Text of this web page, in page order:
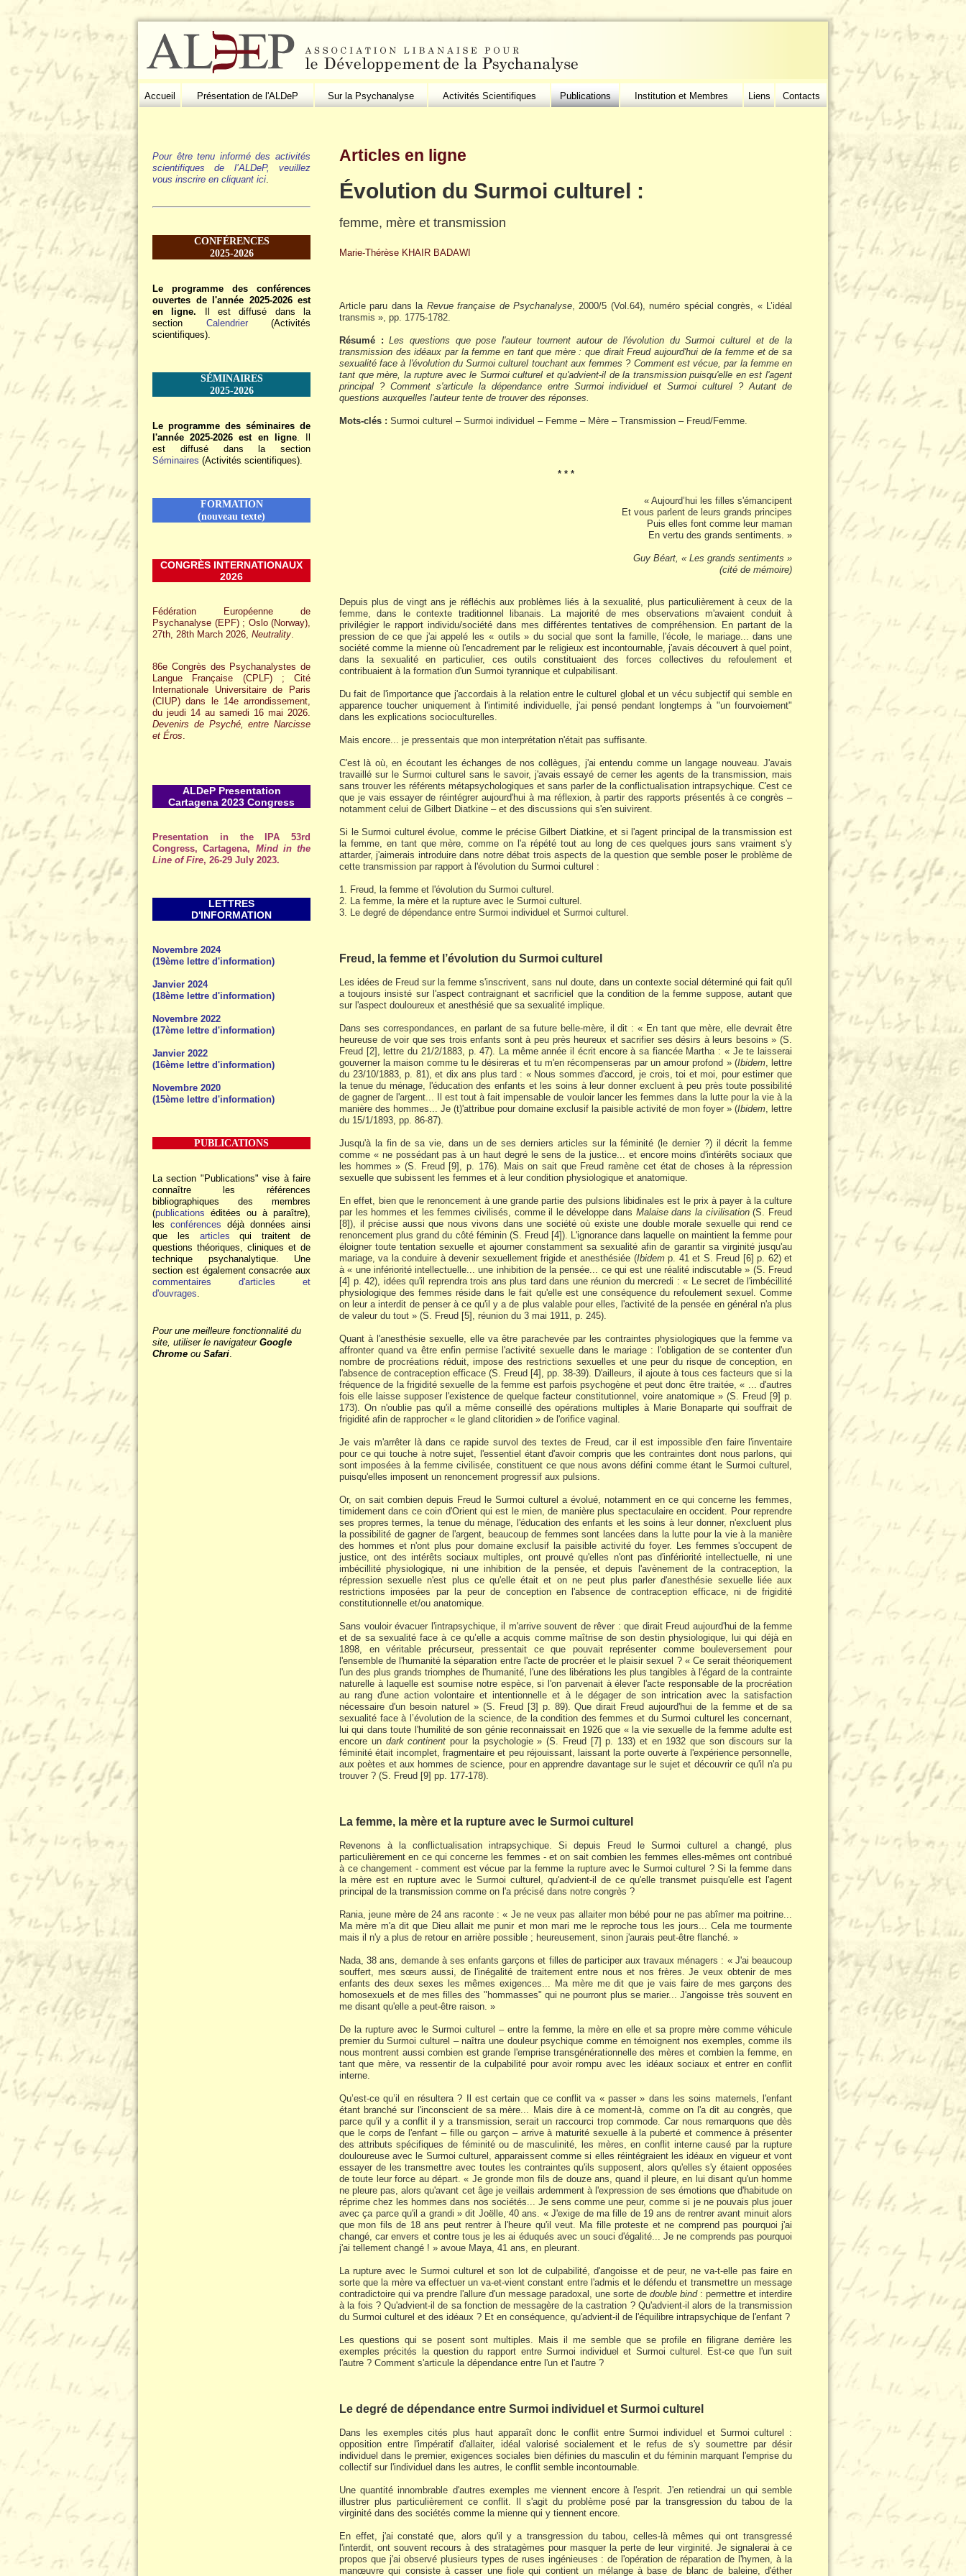
Accueil Présentation de l'ALDeP Sur la Psychanalyse Activités Scientifiques Publications Institution et Membres Liens Contacts
Pour être tenu informé des activités
scientifiques de l’ALDeP, veuillez
vous inscrire en cliquant ici.
CONFÉRENCES
2025-2026
Le programme des conférences
ouvertes de l'année 2025-2026 est
en ligne. Il est diffusé dans la
section Calendrier(Activités
scientifiques).
SÉMINAIRES
2025-2026
Le programme des séminaires de
l'année 2025-2026 est en ligne. Il
est diffusé dans la section
Séminaires (Activités scientifiques).
FORMATION
(nouveau texte)
CONGRÈS INTERNATIONAUX
2026
Fédération Européenne de
Psychanalyse (EPF) ; Oslo (Norway),
27th, 28th March 2026, Neutrality
86e Congrès des Psychanalystes de
Langue Française (CPLF) ; Cité
Internationale Universitaire de Paris
(CIUP) dans le 14e arrondissement,
du jeudi 14 au samedi 16 mai 2026.
Devenirs de Psyché, entre Narcisse
et Éros
ALDeP Presentation
Cartagena 2023 Congress
Presentation in the IPA 53rd
Congress, Cartagena, Mind in the
Line of Fire, 26-29 July 2023.
LETTRES
D'INFORMATION
Novembre 2024
(19ème lettre d'information)
Janvier 2024
(18ème lettre d'information)
Novembre 2022
(17ème lettre d'information)
Janvier 2022
(16ème lettre d'information)
Novembre 2020
(15ème lettre d'information)
PUBLICATIONS
La section "Publications" vise à faire
connaître les références
bibliographiques des membres
(publications éditées ou à paraître),
les conférences déjà données ainsi
que les articles qui traitent de
questions théoriques, cliniques et de
technique psychanalytique. Une
section est également consacrée aux
commentaires d'articles et
d'ouvrages
Pour une meilleure fonctionnalité du
site, utiliser le navigateur Google
Chrome ou Safari
Articles en ligne
Évolution du Surmoi culturel :
femme, mère et transmission
Marie-Thérèse KHAIR BADAWI
Article paru dans la Revue française de Psychanalyse, 2000/5 (Vol.64), numéro spécial congrès, « L’idéal
transmis », pp. 1775-1782.
Résumé : Les questions que pose l'auteur tournent autour de l'évolution du Surmoi culturel et de la
transmission des idéaux par la femme en tant que mère : que dirait Freud aujourd'hui de la femme et de sa
sexualité face à l'évolution du Surmoi culturel touchant aux femmes ? Comment est vécue, par la femme en
tant que mère, la rupture avec le Surmoi culturel et qu'advient-il de la transmission puisqu'elle en est l'agent
principal ? Comment s'articule la dépendance entre Surmoi individuel et Surmoi culturel ? Autant de
questions auxquelles l'auteur tente de trouver des réponses.
Mots-clés : Surmoi culturel – Surmoi individuel – Femme – Mère – Transmission – Freud/Femme.
* * *
« Aujourd’hui les filles s'émancipent
Et vous parlent de leurs grands principes
Puis elles font comme leur maman
En vertu des grands sentiments. »
Guy Béart, « Les grands sentiments »
(cité de mémoire)
Depuis plus de vingt ans je réfléchis aux problèmes liés à la sexualité, plus particulièrement à ceux de la
femme, dans le contexte traditionnel libanais. La majorité de mes observations m'avaient conduit à
privilégier le rapport individu/société dans mes différentes tentatives de compréhension. En partant de la
pression de ce que j'ai appelé les « outils » du social que sont la famille, l'école, le mariage... dans une
société comme la mienne où l'encadrement par le religieux est incontournable, j'avais découvert à quel point,
dans la sexualité en particulier, ces outils constituaient des forces collectives du refoulement et
contribuaient à la formation d'un Surmoi tyrannique et culpabilisant.
Du fait de l'importance que j'accordais à la relation entre le culturel global et un vécu subjectif qui semble en
apparence toucher uniquement à l'intimité individuelle, j'ai pensé pendant longtemps à "un fourvoiement"
dans les explications socioculturelles.
Mais encore... je pressentais que mon interprétation n'était pas suffisante.
C'est là où, en écoutant les échanges de nos collègues, j'ai entendu comme un langage nouveau. J'avais
travaillé sur le Surmoi culturel sans le savoir, j'avais essayé de cerner les agents de la transmission, mais
sans trouver les référents métapsychologiques et sans parler de la conflictualisation intrapsychique. C'est ce
que je vais essayer de réintégrer aujourd'hui à ma réflexion, à partir des rapports présentés à ce congrès –
notamment celui de Gilbert Diatkine – et des discussions qui s'en suivirent.
Si le Surmoi culturel évolue, comme le précise Gilbert Diatkine, et si l'agent principal de la transmission est
la femme, en tant que mère, comme on l'a répété tout au long de ces quelques jours sans vraiment s'y
attarder, j'aimerais introduire dans notre débat trois aspects de la question que semble poser le problème de
cette transmission par rapport à l'évolution du Surmoi culturel :
1. Freud, la femme et l'évolution du Surmoi culturel.
2. La femme, la mère et la rupture avec le Surmoi culturel.
3. Le degré de dépendance entre Surmoi individuel et Surmoi culturel.
Freud, la femme et l’évolution du Surmoi culturel
Les idées de Freud sur la femme s'inscrivent, sans nul doute, dans un contexte social déterminé qui fait qu'il
a toujours insisté sur l'aspect contraignant et sacrificiel que la condition de la femme suppose, autant que
sur l'aspect douloureux et anesthésié que sa sexualité implique.
Dans ses correspondances, en parlant de sa future belle-mère, il dit : « En tant que mère, elle devrait être
heureuse de voir que ses trois enfants sont à peu près heureux et sacrifier ses désirs à leurs besoins » (S.
Freud [2], lettre du 21/2/1883, p. 47). La même année il écrit encore à sa fiancée Martha : « Je te laisserai
gouverner la maison comme tu le désireras et tu m'en récompenseras par un amour profond » (Ibidem, lettre
du 23/10/1883, p. 81), et dix ans plus tard : « Nous sommes d'accord, je crois, toi et moi, pour estimer que
la tenue du ménage, l'éducation des enfants et les soins à leur donner excluent à peu près toute possibilité
de gagner de l'argent... Il est tout à fait impensable de vouloir lancer les femmes dans la lutte pour la vie à la
manière des hommes... Je (t)'attribue pour domaine exclusif la paisible activité de mon foyer » (Ibidem, lettre
du 15/1/1893, pp. 86-87).
Jusqu'à la fin de sa vie, dans un de ses derniers articles sur la féminité (le dernier ?) il décrit la femme
comme « ne possédant pas à un haut degré le sens de la justice... et encore moins d'intérêts sociaux que
les hommes » (S. Freud [9], p. 176). Mais on sait que Freud ramène cet état de choses à la répression
sexuelle que subissent les femmes et à leur condition physiologique et anatomique.
En effet, bien que le renoncement à une grande partie des pulsions libidinales est le prix à payer à la culture
par les hommes et les femmes civilisés, comme il le développe dans Malaise dans la civilisation(S. Freud
[8]), il précise aussi que nous vivons dans une société où existe une double morale sexuelle qui rend ce
renoncement plus grand du côté féminin (S. Freud [4]). L'ignorance dans laquelle on maintient la femme pour
éloigner toute tentation sexuelle et ajourner constamment sa sexualité afin de garantir sa virginité jusqu'au
mariage, va la conduire à devenir sexuellement frigide et anesthésiée (Ibidemp. 41 et S. Freud [6] p. 62) et
à « une infériorité intellectuelle... une inhibition de la pensée... ce qui est une réalité indiscutable » (S. Freud
[4] p. 42), idées qu'il reprendra trois ans plus tard dans une réunion du mercredi : « Le secret de l'imbécillité
physiologique des femmes réside dans le fait qu'elle est une conséquence du refoulement sexuel. Comme
on leur a interdit de penser à ce qu'il y a de plus valable pour elles, l'activité de la pensée en général n'a plus
de valeur du tout » (S. Freud [5], réunion du 3 mai 1911, p. 245).
Quant à l'anesthésie sexuelle, elle va être parachevée par les contraintes physiologiques que la femme va
affronter quand va être enfin permise l'activité sexuelle dans le mariage : l'obligation de se contenter d'un
nombre de procréations réduit, impose des restrictions sexuelles et une peur du risque de conception, en
l'absence de contraception efficace (S. Freud [4], pp. 38-39). D'ailleurs, il ajoute à tous ces facteurs que si la
fréquence de la frigidité sexuelle de la femme est parfois psychogène et peut donc être traitée, « ... d'autres
fois elle laisse supposer l'existence de quelque facteur constitutionnel, voire anatomique » (S. Freud [9] p.
173). On n'oublie pas qu'il a même conseillé des opérations multiples à Marie Bonaparte qui souffrait de
frigidité afin de rapprocher « le gland clitoridien » de l'orifice vaginal.
Je vais m'arrêter là dans ce rapide survol des textes de Freud, car il est impossible d'en faire l'inventaire
pour ce qui touche à notre sujet, l'essentiel étant d'avoir compris que les contraintes dont nous parlons, qui
sont imposées à la femme civilisée, constituent ce que nous avons défini comme étant le Surmoi culturel,
puisqu'elles imposent un renoncement progressif aux pulsions.
Or, on sait combien depuis Freud le Surmoi culturel a évolué, notamment en ce qui concerne les femmes,
timidement dans ce coin d'Orient qui est le mien, de manière plus spectaculaire en occident. Pour reprendre
ses propres termes, la tenue du ménage, l'éducation des enfants et les soins à leur donner, n'excluent plus
la possibilité de gagner de l'argent, beaucoup de femmes sont lancées dans la lutte pour la vie à la manière
des hommes et n'ont plus pour domaine exclusif la paisible activité du foyer. Les femmes s'occupent de
justice, ont des intérêts sociaux multiples, ont prouvé qu'elles n'ont pas d'infériorité intellectuelle, ni une
imbécillité physiologique, ni une inhibition de la pensée, et depuis l'avènement de la contraception, la
répression sexuelle n'est plus ce qu'elle était et on ne peut plus parler d'anesthésie sexuelle liée aux
restrictions imposées par la peur de conception en l'absence de contraception efficace, ni de frigidité
constitutionnelle et/ou anatomique.
Sans vouloir évacuer l'intrapsychique, il m'arrive souvent de rêver : que dirait Freud aujourd'hui de la femme
et de sa sexualité face à ce qu’elle a acquis comme maîtrise de son destin physiologique, lui qui déjà en
1898, en véritable précurseur, pressentait ce que pouvait représenter comme bouleversement pour
l'ensemble de l'humanité la séparation entre l'acte de procréer et le plaisir sexuel ? « Ce serait théoriquement
l'un des plus grands triomphes de l'humanité, l'une des libérations les plus tangibles à l'égard de la contrainte
naturelle à laquelle est soumise notre espèce, si l'on parvenait à élever l'acte responsable de la procréation
au rang d'une action volontaire et intentionnelle et à le dégager de son intrication avec la satisfaction
nécessaire d'un besoin naturel » (S. Freud [3] p. 89). Que dirait Freud aujourd'hui de la femme et de sa
sexualité face à l’évolution de la science, de la condition des femmes et du Surmoi culturel les concernant,
lui qui dans toute l'humilité de son génie reconnaissait en 1926 que « la vie sexuelle de la femme adulte est
encore un dark continent pour la psychologie » (S. Freud [7] p. 133) et en 1932 que son discours sur la
féminité était incomplet, fragmentaire et peu réjouissant, laissant la porte ouverte à l'expérience personnelle,
aux poètes et aux hommes de science, pour en apprendre davantage sur le sujet et découvrir ce qu'il n'a pu
trouver ? (S. Freud [9] pp. 177-178).
La femme, la mère et la rupture avec le Surmoi culturel
Revenons à la conflictualisation intrapsychique. Si depuis Freud le Surmoi culturel a changé, plus
particulièrement en ce qui concerne les femmes - et on sait combien les femmes elles-mêmes ont contribué
à ce changement - comment est vécue par la femme la rupture avec le Surmoi culturel ? Si la femme dans
la mère est en rupture avec le Surmoi culturel, qu'advient-il de ce qu'elle transmet puisqu'elle est l'agent
principal de la transmission comme on l'a précisé dans notre congrès ?
Rania, jeune mère de 24 ans raconte : « Je ne veux pas allaiter mon bébé pour ne pas abîmer ma poitrine...
Ma mère m'a dit que Dieu allait me punir et mon mari me le reproche tous les jours... Cela me tourmente
mais il n'y a plus de retour en arrière possible ; heureusement, sinon j'aurais peut-être flanché. »
Nada, 38 ans, demande à ses enfants garçons et filles de participer aux travaux ménagers : « J'ai beaucoup
souffert, mes sœurs aussi, de l'inégalité de traitement entre nous et nos frères. Je veux obtenir de mes
enfants des deux sexes les mêmes exigences... Ma mère me dit que je vais faire de mes garçons des
homosexuels et de mes filles des "hommasses" qui ne pourront plus se marier... J'angoisse très souvent en
me disant qu'elle a peut-être raison. »
De la rupture avec le Surmoi culturel – entre la femme, la mère en elle et sa propre mère comme véhicule
premier du Surmoi culturel – naîtra une douleur psychique comme en témoignent nos exemples, comme ils
nous montrent aussi combien est grande l'emprise transgénérationnelle des mères et combien la femme, en
tant que mère, va ressentir de la culpabilité pour avoir rompu avec les idéaux sociaux et entrer en conflit
interne.
Qu’est-ce qu’il en résultera ? Il est certain que ce conflit va « passer » dans les soins maternels, l'enfant
étant branché sur l'inconscient de sa mère... Mais dire à ce moment-là, comme on l'a dit au congrès, que
parce qu'il y a conflit il y a transmission, serait un raccourci trop commode. Car nous remarquons que dès
que le corps de l'enfant – fille ou garçon – arrive à maturité sexuelle à la puberté et commence à présenter
des attributs spécifiques de féminité ou de masculinité, les mères, en conflit interne causé par la rupture
douloureuse avec le Surmoi culturel, apparaissent comme si elles réintégraient les idéaux en vigueur et vont
essayer de les transmettre avec toutes les contraintes qu'ils supposent, alors qu'elles s'y étaient opposées
de toute leur force au départ. « Je gronde mon fils de douze ans, quand il pleure, en lui disant qu'un homme
ne pleure pas, alors qu'avant cet âge je veillais ardemment à l'expression de ses émotions que d'habitude on
réprime chez les hommes dans nos sociétés... Je sens comme une peur, comme si je ne pouvais plus jouer
avec ça parce qu'il a grandi » dit Joëlle, 40 ans. « J'exige de ma fille de 19 ans de rentrer avant minuit alors
que mon fils de 18 ans peut rentrer à l'heure qu'il veut. Ma fille proteste et ne comprend pas pourquoi j'ai
changé, car envers et contre tous je les ai éduqués avec un souci d'égalité... Je ne comprends pas pourquoi
j'ai tellement changé ! » avoue Maya, 41 ans, en pleurant.
La rupture avec le Surmoi culturel et son lot de culpabilité, d'angoisse et de peur, ne va-t-elle pas faire en
sorte que la mère va effectuer un va-et-vient constant entre l'admis et le défendu et transmettre un message
contradictoire qui va prendre l'allure d'un message paradoxal, une sorte de double bind: permettre et interdire
à la fois ? Qu'advient-il de sa fonction de messagère de la castration ? Qu'advient-il alors de la transmission
du Surmoi culturel et des idéaux ? Et en conséquence, qu'advient-il de l'équilibre intrapsychique de l'enfant ?
Les questions qui se posent sont multiples. Mais il me semble que se profile en filigrane derrière les
exemples précités la question du rapport entre Surmoi individuel et Surmoi culturel. Est-ce que l'un suit
l'autre ? Comment s'articule la dépendance entre l'un et l'autre ?
Le degré de dépendance entre Surmoi individuel et Surmoi culturel
Dans les exemples cités plus haut apparaît donc le conflit entre Surmoi individuel et Surmoi culturel :
opposition entre l'impératif d'allaiter, idéal valorisé socialement et le refus de s'y soumettre par désir
individuel dans le premier, exigences sociales bien définies du masculin et du féminin marquant l'emprise du
collectif sur l'individuel dans les autres, le conflit semble incontournable.
Une quantité innombrable d'autres exemples me viennent encore à l'esprit. J'en retiendrai un qui semble
illustrer plus particulièrement ce conflit. Il s'agit du problème posé par la transgression du tabou de la
virginité dans des sociétés comme la mienne qui y tiennent encore.
En effet, j'ai constaté que, alors qu'il y a transgression du tabou, celles-là mêmes qui ont transgressé
l'interdit, ont souvent recours à des stratagèmes pour masquer la perte de leur virginité. Je signalerai à ce
propos que j'ai observé plusieurs types de ruses ingénieuses : de l'opération de réparation de l'hymen, à la
manœuvre qui consiste à casser une fiole qui contient un mélange à base de blanc de baleine, d'éther